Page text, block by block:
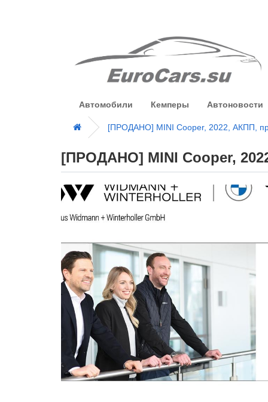
Автомобили Кемперы Автоновости
[ПРОДАНО] MINI Cooper, 2022, АКПП,
[ПРОДАНО] MINI Cooper,